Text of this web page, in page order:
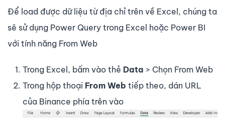
Để load được dữ liệu từ địa chỉ trên về Excel, chúng ta
sẽ sử dụng Power Query trong Excel hoặc Power BI
với tính năng From Web
Trong Excel, bấm vào thẻ Data > Chọn From Web
Trong hộp thoại From Web tiếp theo, dán URL
của Binance phía trên vào